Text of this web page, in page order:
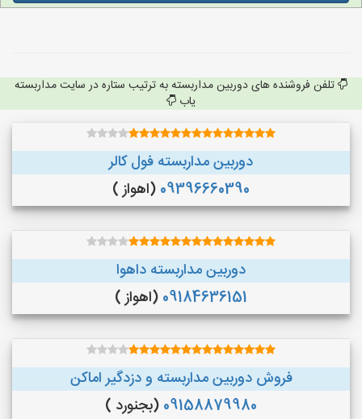
تلفن فروشنده های دوربین مداربسته به ترتیب ستاره در سایت مداربسته
یاب
دوربین مداربسته فول کالر
09396660390 (اهواز )
دوربین مداربسته داهوا
09184636151 (اهواز )
فروش دوربین مداربسته و دزدگیر اماکن
09158879980 (بجنورد )